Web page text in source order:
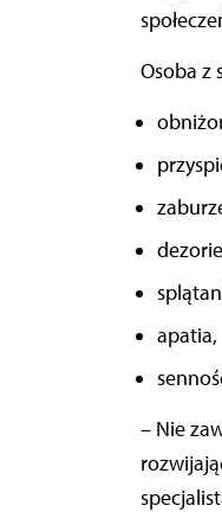
Osoba z
apatia,
– Nie